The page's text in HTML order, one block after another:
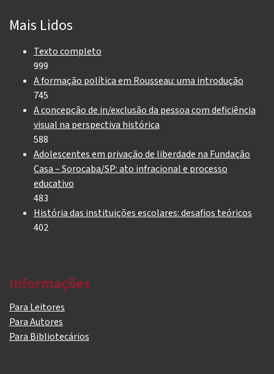
Mais Lidos
Texto completo
999
A formação política em Rousseau: uma introdução
745
A concepção de in/exclusão da pessoa com deficiência
visual na perspectiva histórica
588
Adolescentes em privação de liberdade na Fundação
Casa – Sorocaba/SP: ato infracional e processo
educativo
483
História das instituições escolares: desafios teóricos
402
Informações
Para Leitores
Para Autores
Para Bibliotecários